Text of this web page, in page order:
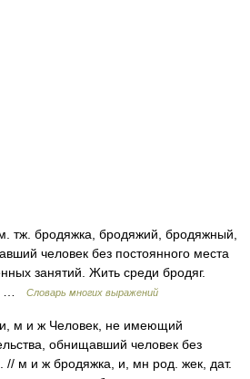
тж. бродяжка, бродяжий, бродяжный,
человек без постоянного места
занятий. Жить среди бродяг.
…
Словарь многих выражений
м и ж Человек, не имеющий
обнищавший человек без
// м и ж бродяжка, и, мн род. жек, дат.